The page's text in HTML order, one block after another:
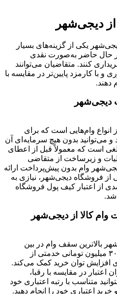
دیجی‌شهر
یکی از گزینه‌های بسیار
حال حاضر به‌صورت نقدی
کنند. متقاضیان می‌توانند
و با کارمزد پایین‌تر در مقایسه با
دهند.
دیجی‌شهر
از انواع وام‌هایی است که برای
و می‌توانید بدون هیچ سرمایه‌ای آن
است که معمولاً قبل از اعطای
و زیرساخت از متقاضی
وام بدون پیش‌پرداخت ارائه
فروشگاه دیجی‌شهر، نیازی به
از اعتبار کیف پول فروشگاه
شد.
کالا از دیجی‌شهر
بالاترین سقف وام در بین
رقباست. سقف خرید قسطی ۳۰۰ میلیون تومانی خدمتی از
افزایش توان خرید کمک می‌کند.
اعتبار در مقایسه با رقبا،
متناسب با رتبه اعتباری خود